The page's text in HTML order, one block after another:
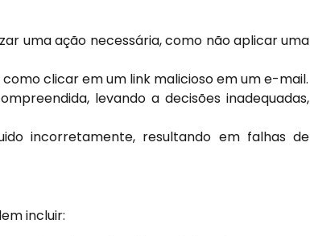
uma ação necessária, como não aplicar uma
clicar em um link malicioso em um e-mail.
levando a decisões inadequadas,
incorretamente, resultando em falhas de
incluir: